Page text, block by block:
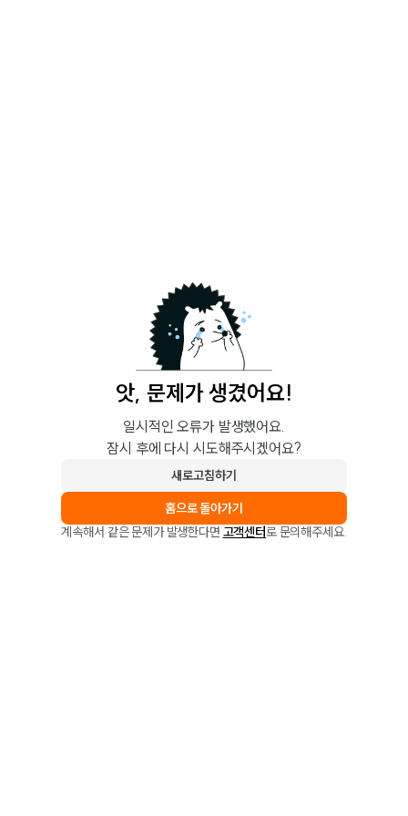
앗, 문제가 생겼어요!
일시적인 오류가 발생했어요.
잠시 후에 다시 시도해주시겠어요?
새로고침하기
홈으로 돌아가기
계속해서 같은 문제가 발생한다면 고객센터로 문의해주세요.